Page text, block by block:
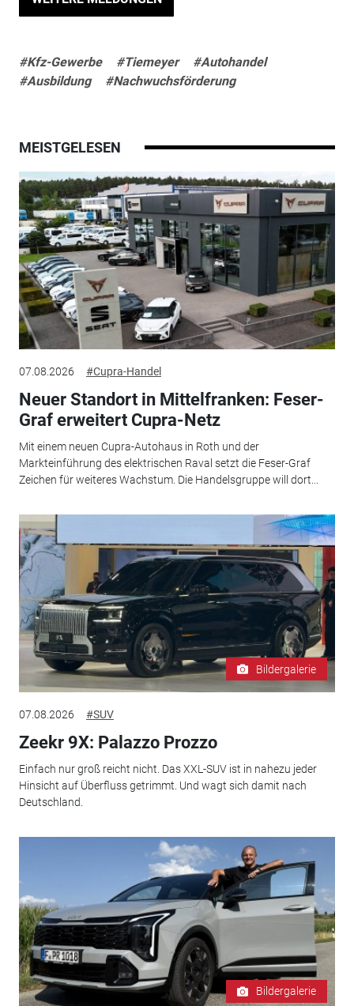
#Kfz-Gewerbe #Tiemeyer
#Autohandel
#Ausbildung
#Nachwuchsförderung
MEISTGELESEN
07.08.2026 #Cupra-Handel
Neuer Standort in Mittelfranken: Feser-
Graf erweitert Cupra-Netz
Mit einem neuen Cupra-Autohaus in Roth und der
Markteinführung des elektrischen Raval setzt die Feser-Graf
Zeichen für weiteres Wachstum. Die Handelsgruppe will dort...
Bildergalerie
07.08.2026 #SUV
Zeekr 9X: Palazzo Prozzo
Einfach nur groß reicht nicht. Das XXL-SUV ist in nahezu jeder
Hinsicht auf Überfluss getrimmt. Und wagt sich damit nach
Deutschland.
Bildergalerie